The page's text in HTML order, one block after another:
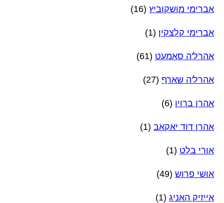
אברימי מושקוביץ (16)
אברימי קלצקין (1)
אהרל'ה סאמעט (61)
אהרל'ה שארף (27)
אהרן ברוין (6)
אהרן דוד יאקאב (1)
אורי בלט (1)
אושי פרוש (49)
אייזיק האניג (1)